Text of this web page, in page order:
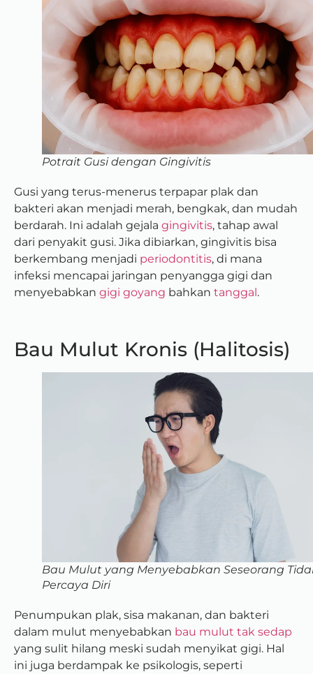
Potrait Gusi dengan Gingivitis
Gusi yang terus-menerus terpapar plak dan
bakteri akan menjadi merah, bengkak, dan mudah
berdarah. Ini adalah gejala gingivitis, tahap awal
dari penyakit gusi. Jika dibiarkan, gingivitis bisa
berkembang menjadi periodontitis, di mana
infeksi mencapai jaringan penyangga gigi dan
menyebabkan gigi goyang bahkan tanggal.
Bau Mulut Kronis (Halitosis)
Bau Mulut yang Menyebabkan Seseorang
Percaya Diri
Penumpukan plak, sisa makanan, dan bakteri
dalam mulut menyebabkan bau mulut tak sedap
yang sulit hilang meski sudah menyikat gigi. Hal
ini juga berdampak ke psikologis, seperti